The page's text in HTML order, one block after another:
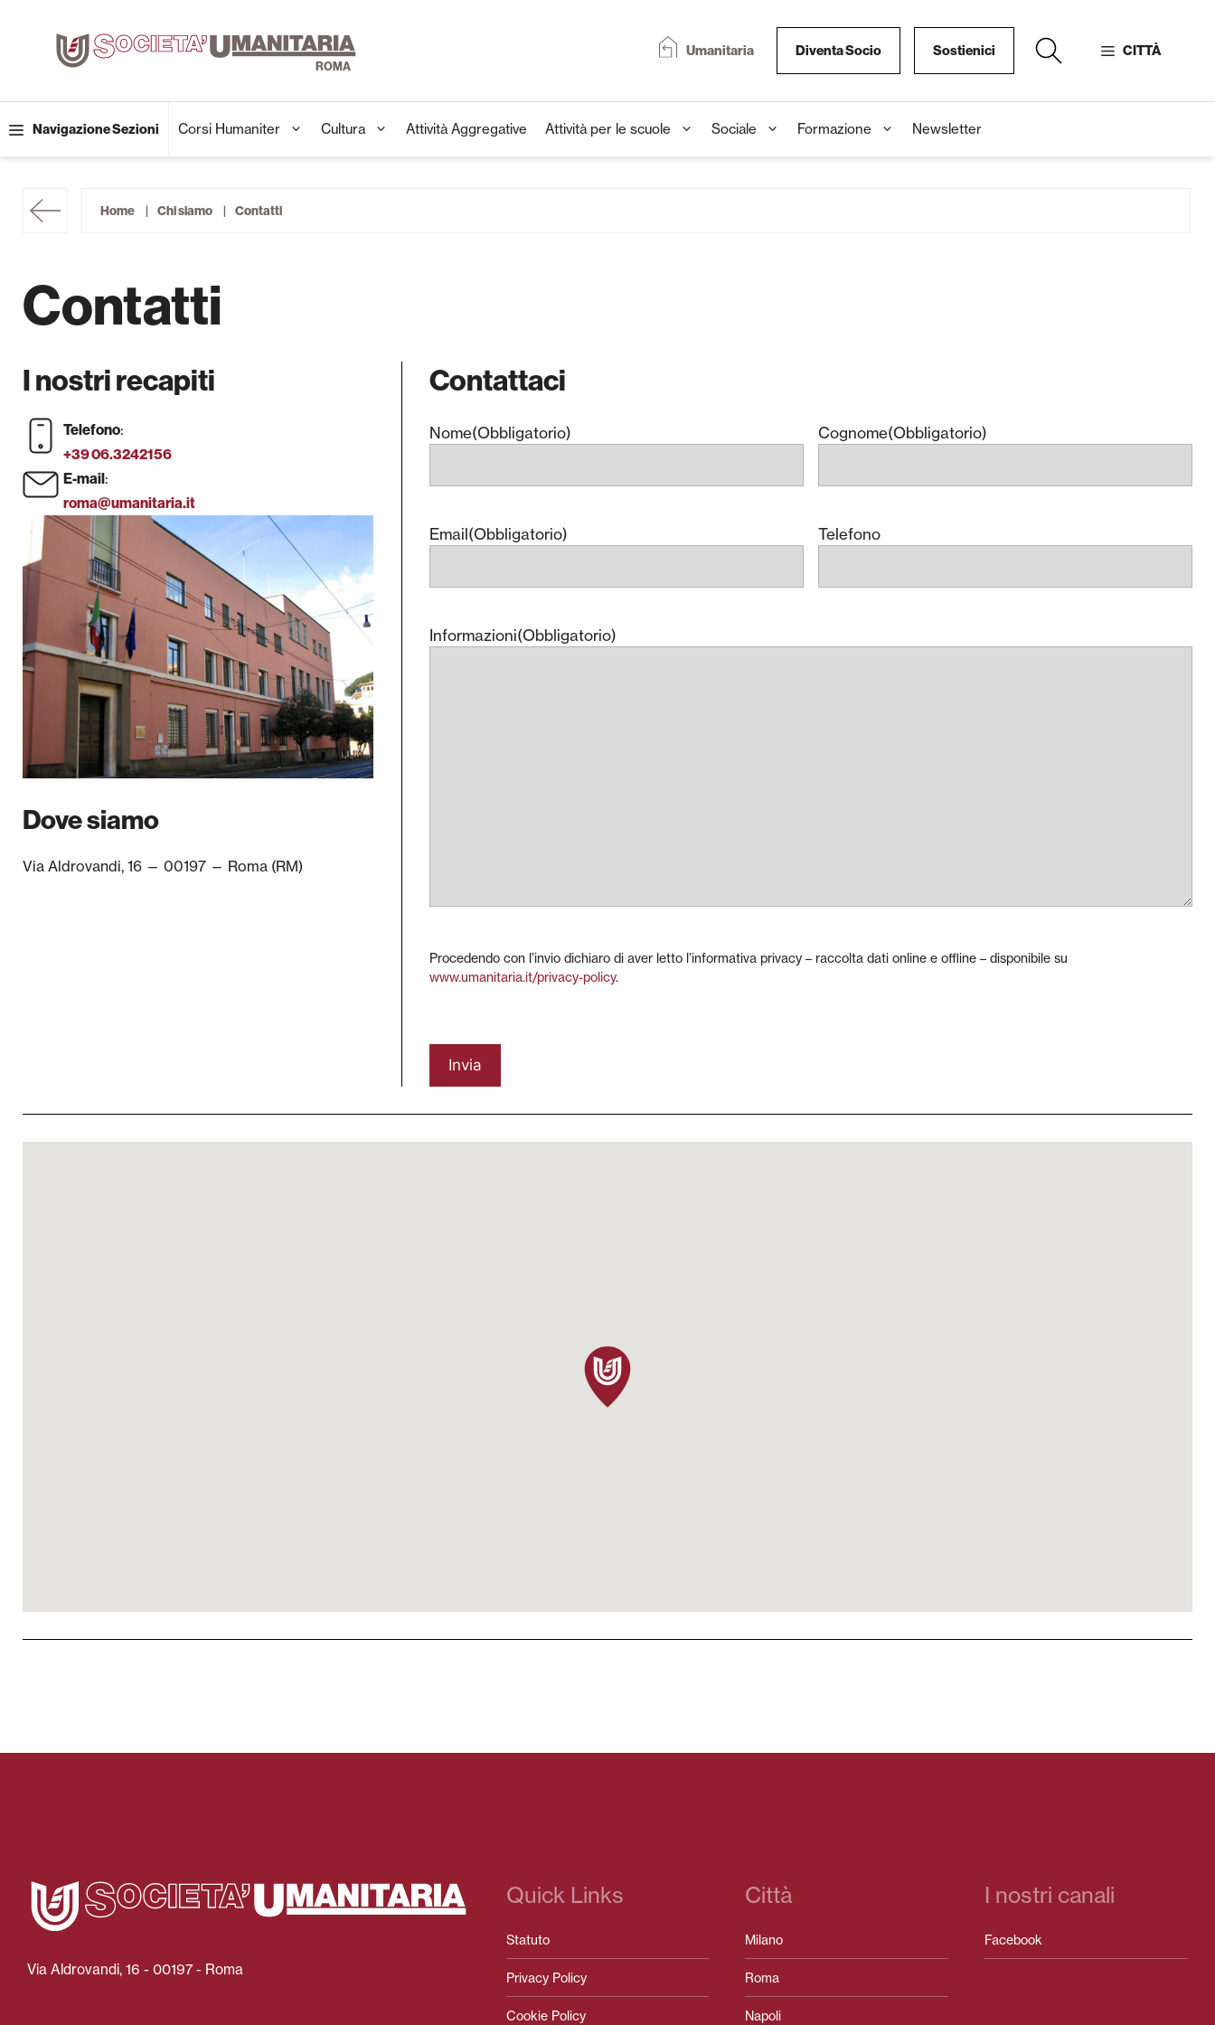
contenuto
Umanitaria Diventa Socio Sostienici CITTÀ
Navigazione Sezioni Corsi Humaniter Cultura Attività Aggregative Attività per le scuole Sociale Formazione Newsletter
Home Chi siamo Contatti
Contatti
I nostri recapiti
Telefono:
+39 06.3242156
E-mail:
roma@umanitaria.it
Dove siamo
Via Aldrovandi, 16 — 00197 — Roma (RM)
Contattaci
Nome(Obbligatorio) Cognome(Obbligatorio)
Email(Obbligatorio) Telefono
Informazioni(Obbligatorio)
Procedendo con l’invio dichiaro di aver letto l’informativa privacy – raccolta dati online e offline – disponibile su
www.umanitaria.it/privacy-policy.
Invia
Via Aldrovandi, 16 - 00197 - Roma
Quick Links
Statuto
Privacy Policy
Cookie Policy
Città
Milano
Roma
Napoli
I nostri canali
Facebook